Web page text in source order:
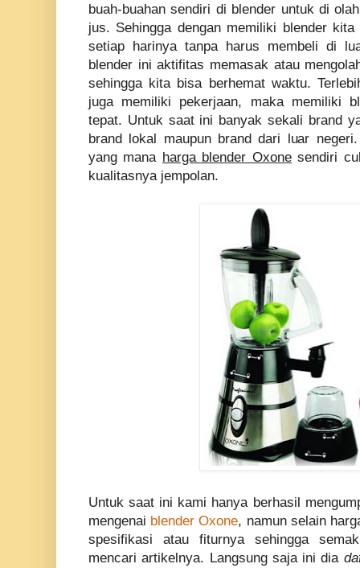
buah-buahan sendiri di blender untuk di
jus. Sehingga dengan memiliki blender
setiap harinya tanpa harus membeli di
blender ini aktifitas memasak atau
sehingga kita bisa berhemat waktu.
juga memiliki pekerjaan, maka memiliki
tepat. Untuk saat ini banyak sekali brand
brand lokal maupun brand dari luar
yang mana harga blender Oxone sendiri
kualitasnya jempolan.
Untuk saat ini kami hanya berhasil
mengenai blender Oxone, namun selain
spesifikasi atau fiturnya sehingga
mencari artikelnya. Langsung saja ini dia